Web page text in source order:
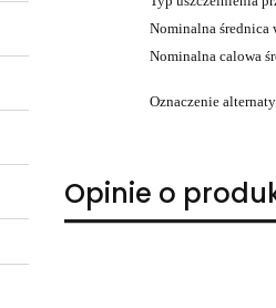
Nominalna średnica
Nominalna calowa
Oznaczenie
Opinie o